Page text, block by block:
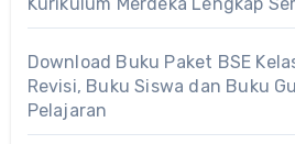
Download Buku Paket BSE
Revisi, Buku Siswa dan Buku
Pelajaran